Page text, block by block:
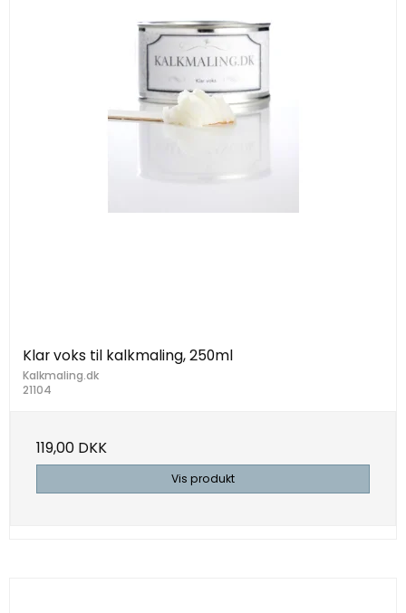
Klar voks til kalkmaling, 250ml
Kalkmaling.dk
21104
119,00 DKK
Vis produkt